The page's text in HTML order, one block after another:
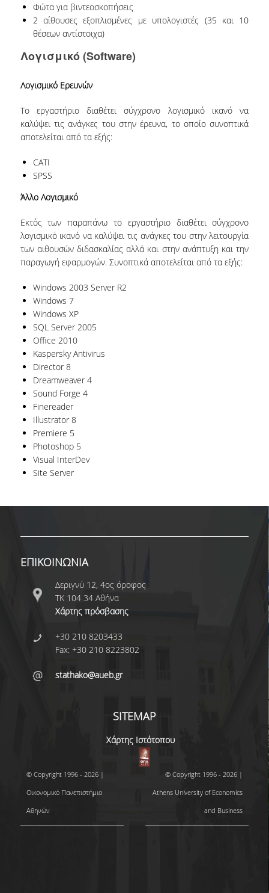
Φώτα για βιντεοσκοπήσεις
2 αίθουσες εξοπλισμένες με υπολογιστές (35 και 10
θέσεων αντίστοιχα)
Λογισμικό (Software)
Λογισμικό Ερευνών
Το εργαστήριο διαθέτει σύγχρονο λογισμικό ικανό να
καλύψει τις ανάγκες του στην έρευνα, το οποίο συνοπτικά
αποτελείται από τα εξής:
CATI
SPSS
Άλλο Λογισμικό
Εκτός των παραπάνω το εργαστήριο διαθέτει σύγχρονο
λογισμικό ικανό να καλύψει τις ανάγκες του στην λειτουργία
των αιθουσών διδασκαλίας αλλά και στην ανάπτυξη και την
παραγωγή εφαρμογών. Συνοπτικά αποτελείται από τα εξής:
Windows 2003 Server R2
Windows 7
Windows XP
SQL Server 2005
Office 2010
Kaspersky Antivirus
Director 8
Dreamweaver 4
Sound Forge 4
Finereader
Illustrator 8
Premiere 5
Photoshop 5
Visual InterDev
Site Server
ΕΠΙΚΟΙΝΩΝΙΑ
Δεριγνύ 12, 4ος όροφος
ΤΚ 104 34 Αθήνα
Χάρτης πρόσβασης
+30 210 8203433
Fax: +30 210 8223802
stathako@aueb.gr
SITEMAP
Χάρτης Ιστότοπου
© Copyright 1996 - 2026 |
Οικονομικό Πανεπιστήμιο
Αθηνών
© Copyright 1996 - 2026 |
Athens University of Economics
and Business